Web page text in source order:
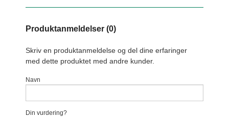
Produktanmeldelser (0)
Skriv en produktanmeldelse og del dine erfaringer
med dette produktet med andre kunder.
Navn
Din vurdering?